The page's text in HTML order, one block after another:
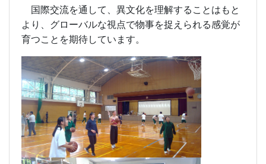
国際交流を通して、異文化を理解することはもと
より、グローバルな視点で物事を捉えられる感覚が
育つことを期待しています。